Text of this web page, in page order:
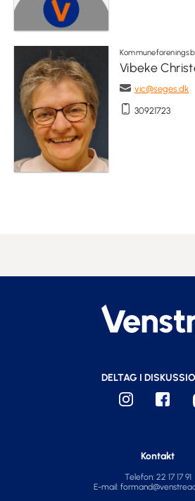
Vibeke
vic@seges.dk
30921723
Kontakt
Telefon: 22 17 17 91
E-mail:
DELTAG I